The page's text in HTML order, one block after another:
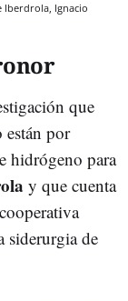
Iberdrola, Ignacio
que
por
hidrógeno para
y que cuenta
siderurgia de